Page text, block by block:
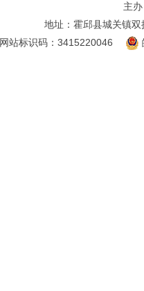
主
地址：霍邱县城关镇双
网站标识码：3415220046